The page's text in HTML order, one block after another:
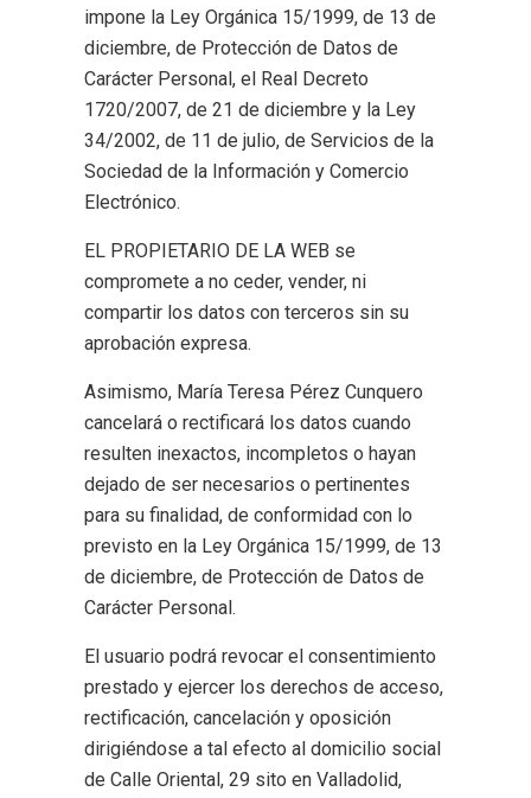
impone la Ley Orgánica 15/1999, de 13 de
diciembre, de Protección de Datos de
Carácter Personal, el Real Decreto
1720/2007, de 21 de diciembre y la Ley
34/2002, de 11 de julio, de Servicios de la
Sociedad de la Información y Comercio
Electrónico.
EL PROPIETARIO DE LA WEB se
compromete a no ceder, vender, ni
compartir los datos con terceros sin su
aprobación expresa.
Asimismo, María Teresa Pérez Cunquero
cancelará o rectificará los datos cuando
resulten inexactos, incompletos o hayan
dejado de ser necesarios o pertinentes
para su finalidad, de conformidad con lo
previsto en la Ley Orgánica 15/1999, de 13
de diciembre, de Protección de Datos de
Carácter Personal.
El usuario podrá revocar el consentimiento
prestado y ejercer los derechos de acceso,
rectificación, cancelación y oposición
dirigiéndose a tal efecto al domicilio social
de Calle Oriental, 29 sito en Valladolid,